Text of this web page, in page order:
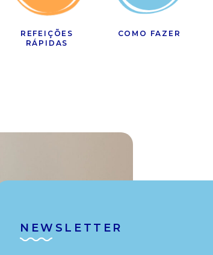
REFEIÇÕES
RÁPIDAS
COMO FAZER
NEWSLETTER